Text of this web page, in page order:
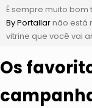
É sempre muito
By Portallarnão está
vitrine que você vai
Os